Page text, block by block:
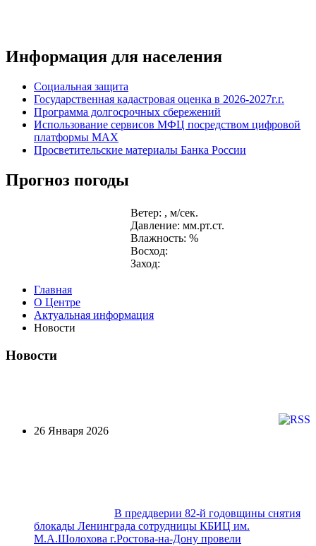
Информация для населения
Социальная защита
Государственная кадастровая оценка в 2026-2027г.г.
Программа долгосрочных сбережений
Использование сервисов МФЦ посредством цифровой
платформы MAX
Просветительские материалы Банка России
Прогноз погоды
Ветер: , м/сек.
Давление: мм.рт.ст.
Влажность: %
Восход:
Заход:
Главная
О Центре
Актуальная информация
Новости
Новости
26 Января 2026
В преддверии 82-й годовщины снятия
блокады Ленинграда сотрудницы КБИЦ им.
М.А.Шолохова г.Ростова-на-Дону провели